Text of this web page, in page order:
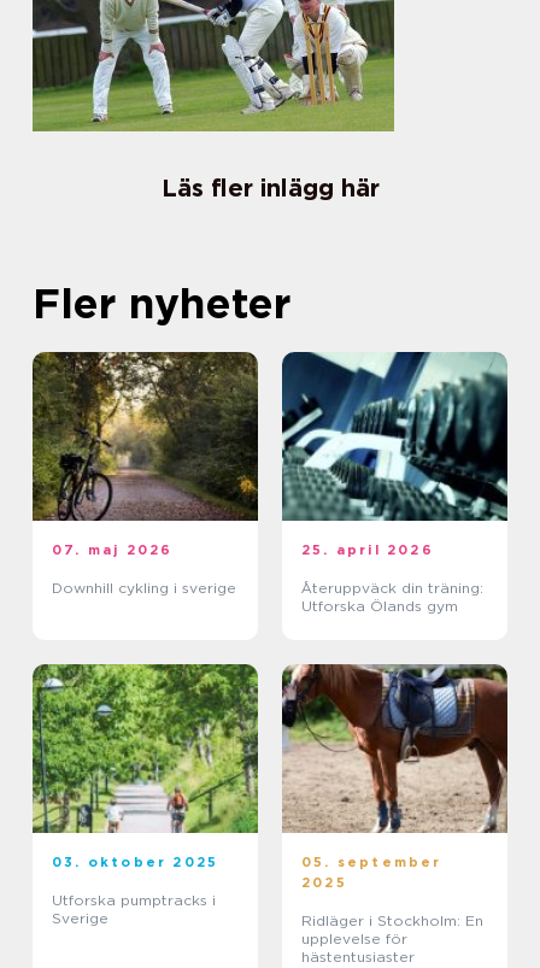
Läs fler inlägg här
Fler nyheter
07. maj 2026
Downhill cykling i sverige
25. april 2026
Återuppväck din träning:
Utforska Ölands gym
03. oktober 2025
Utforska pumptracks i
Sverige
05. september
2025
Ridläger i Stockholm: En
upplevelse för
hästentusiaster